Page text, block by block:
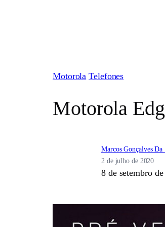
Motorola Telefones
Motorola
Marcos Gonçalves Da
2 de julho de 2020
8 de setembro